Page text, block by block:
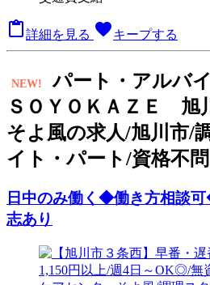
詳細を見る favoriteキープする
NEW! パート ・アルバ
ＳＯＹＯＫＡＺＥ 旭
そよ風の求人/旭川市/
イト・パート/資格不問
日中のみ働く◆働き方相談
志あり